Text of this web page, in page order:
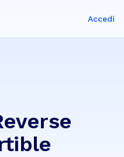
Accedi